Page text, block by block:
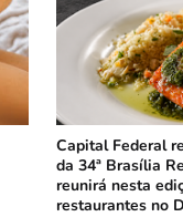
Capital Federal
da 34ª Brasília
reunirá nesta
restaurantes no